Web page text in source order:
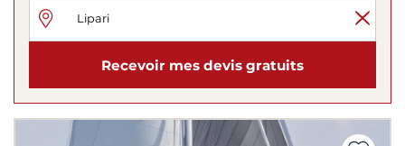
Recevoir mes devis gratuits